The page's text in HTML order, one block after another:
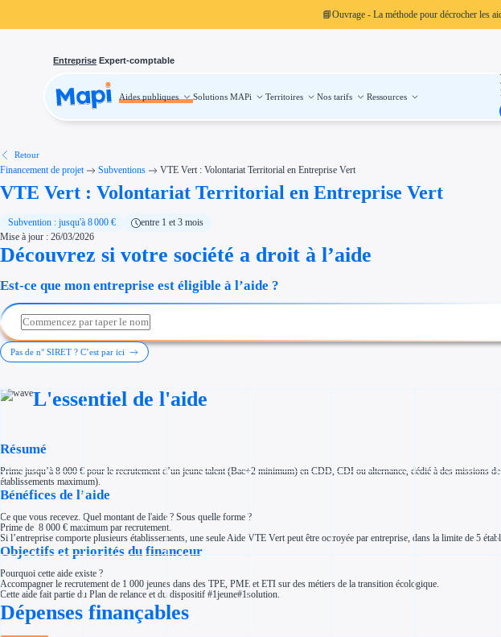
📘Ouvrage - La méthode pour décrocher les
Entreprise Expert-comptable
Aides publiques Solutions MAPi Territoires Nos tarifs Ressources
Aides publiques
Investissement
Thématiques
Transition écologique
Développement international
Économies d'énergie et d'eau
Étapes de vie
Création d'entreprise
Aides Ressources Humaines
Type de financements
Réduction des coûts
Crédits & réductions d'impôt
Exonération fiscale
Avance remboursable
Garantie bancaire entreprise
Aides Bpifrance
Tous les financeurs
Solutions MAPi
Quelles aides pour votre secteur ?
Ouvrage
Territoires
Régions de A à H
Retour
Financement de projet Subventions VTE Vert : Volontariat Territorial en Entreprise Vert
VTE Vert : Volontariat Territorial en Entreprise Vert
Subvention : jusqu'à 8 000 €
entre 1 et 3 mois
Mise à jour : 26/03/2026
Découvrez si votre société a droit à l’aide
Est-ce que mon entreprise est éligible à l’aide ?
Pas de n° SIRET ? C’est par ici
L'essentiel de l'aide
Résumé
Prime jusqu’à 8 000 € pour le recrutement d’un jeune talent (Bac+2 minimum) en CDD, CDI ou alternance, dédié à des
établissements maximum).
Bénéfices de l’aide
Ce que vous recevez. Quel montant de l'aide ? Sous quelle forme ?
Prime de 8 000 € maximum par recrutement.
Si l’entreprise comporte plusieurs établissements, une seule Aide VTE Vert peut être octroyée par entreprise, dans la limite de 5
Objectifs et priorités du financeur
Pourquoi cette aide existe ?
Accompagner le recrutement de 1 000 jeunes dans des TPE, PME et ETI sur des métiers de la transition écologique.
Cette aide fait partie du Plan de relance et du dispositif #1jeune#1solution.
Dépenses finançables